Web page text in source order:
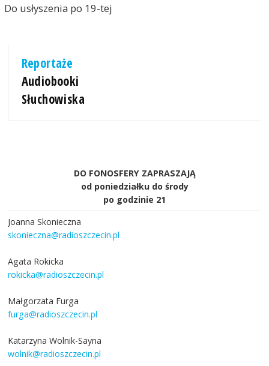
Do usłyszenia po 19-tej
Reportaże
Audiobooki
Słuchowiska
DO FONOSFERY ZAPRASZAJĄ
od poniedziałku do środy
po godzinie 21
Joanna Skonieczna
skonieczna@radioszczecin.pl
Agata Rokicka
rokicka@radioszczecin.pl
Małgorzata Furga
furga@radioszczecin.pl
Katarzyna Wolnik-Sayna
wolnik@radioszczecin.pl